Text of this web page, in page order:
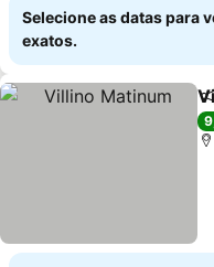
Selecione as datas para
exatos.